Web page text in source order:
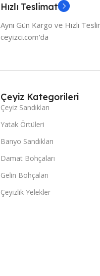
Hızlı Teslimat
Aynı Gün Kargo ve Hızlı
ceyizci.com'da
Çeyiz Kategorileri
Çeyiz Sandıkları
Yatak Örtüleri
Banyo Sandıkları
Damat Bohçaları
Gelin Bohçaları
Çeyizlik Yelekler